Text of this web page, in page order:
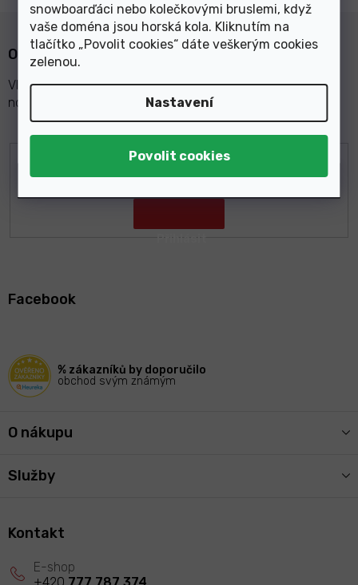
snowboarďáci nebo kolečkovými bruslemi, když
vaše doména jsou horská kola. Kliknutím na
tlačítko „Povolit cookies“ dáte veškerým cookies
zelenou.
Nastavení
Odebírat newsletter
Vložte svůj e-mail a my vám budeme zasílat informace o
nových produktech na našem e-shopu.
E-mail
Facebook
% zákazníků by doporučilo
obchod svým známým
O nákupu
Služby
Kontakt